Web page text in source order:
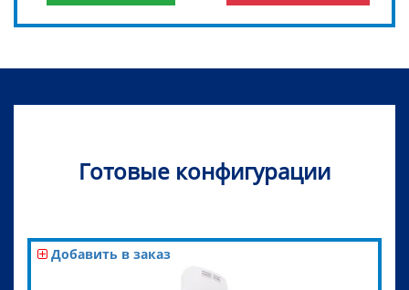
Готовые конфигурации
Добавить в заказ